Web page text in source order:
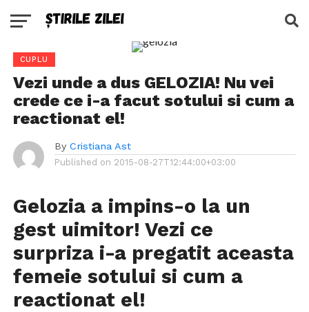
CUPLU
Vezi unde a dus GELOZIA! Nu vei
crede ce i-a facut sotului si cum a
reactionat el!
By Cristiana Ast
Published on 2015-08-27T12:44:00+03:00
Gelozia a impins-o la un
gest uimitor! Vezi ce
surpriza i-a pregatit aceasta
femeie sotului si cum a
reactionat el!